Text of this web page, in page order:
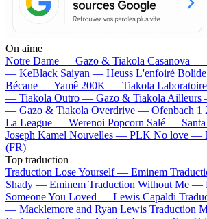
On aime
Notre Dame — Gazo & Tiakola Casanova —
— KeBlack Saiyan — Heuss L'enfoiré
Bécane —Yamê 200K — Tiakola
— Tiakola Outro — Gazo & Tiakola
— Gazo & Tiakola Overdrive — Ofenbach 1
La League — Werenoi Popcorn Salé — Santa
Joseph Kamel Nouvelles — PLK No love —
(FR)
Top traduction
Traduction Lose Yourself — Eminem
Shady — Eminem Traduction Without Me —
Someone You Loved — Lewis Capaldi
— Macklemore and Ryan Lewis Traduction